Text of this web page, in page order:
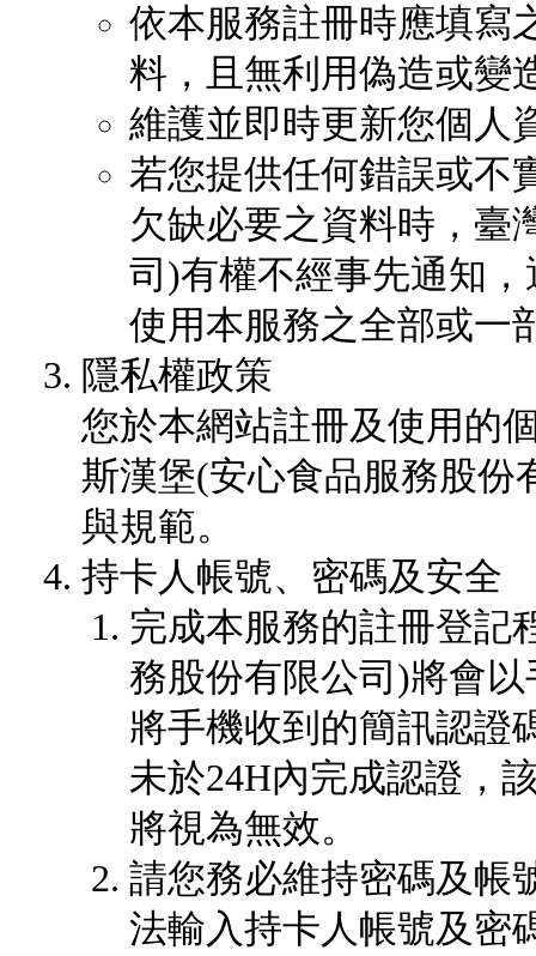
依本服務註冊時應填寫
料，且無利用偽造或變
維護並即時更新您個人
若您提供任何錯誤或不
欠缺必要之資料時，臺
司)有權不經事先通知
使用本服務之全部或一
隱私權政策
您於本網站註冊及使用的
斯漢堡(安心食品服務股份
與規範。
持卡人帳號、密碼及安全
完成本服務的註冊登記
務股份有限公司)將會
將手機收到的簡訊認證
未於24H內完成認證，
將視為無效。
請您務必維持密碼及帳
法輸入持卡人帳號及密